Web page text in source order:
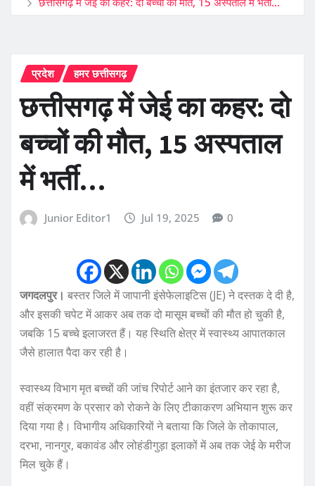
प्रदेश हमर छत्तीसगढ़
छत्तीसगढ़ में जेई का कहर: दो
बच्चों की मौत, 15 अस्पताल
में भर्ती…
Junior Editor1 Jul 19, 2025 0
जगदलपुर। बस्तर जिले में जापानी इंसेफेलाइटिस (JE) ने दस्तक दे दी है,
और इसकी चपेट में आकर अब तक दो मासूम बच्चों की मौत हो चुकी है,
जबकि 15 बच्चे इलाजरत हैं। यह स्थिति क्षेत्र में स्वास्थ्य आपातकाल
जैसे हालात पैदा कर रही है।
स्वास्थ्य विभाग मृत बच्चों की जांच रिपोर्ट आने का इंतजार कर रहा है,
वहीं संक्रमण के प्रसार को रोकने के लिए टीकाकरण अभियान शुरू कर
दिया गया है। विभागीय अधिकारियों ने बताया कि जिले के तोकापाल,
दरभा, नानगुर, बकावंड और लोहंडीगुड़ा इलाकों में अब तक जेई के मरीज
मिल चुके हैं।